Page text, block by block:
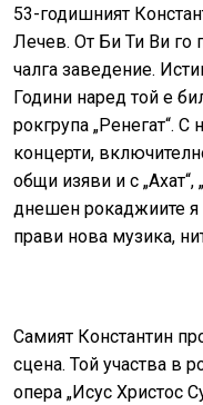
53-годишният
Лечев. От Би Ти Ви го
чалга заведение.
Години наред той е
рокгрупа „Ренегат“.
концерти,
общи изяви и с „Ахат“,
днешен рокаджиите я
прави нова музика,
Самият Константин
сцена. Той участва в
опера „Исус Христос